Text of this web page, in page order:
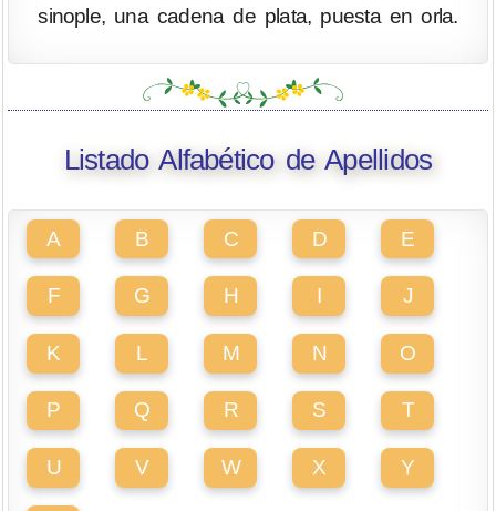
sinople, una cadena de plata, puesta en orla.
Listado Alfabético de Apellidos
A B C D E
F G H I J
K L M N O
P Q R S T
U V W X Y